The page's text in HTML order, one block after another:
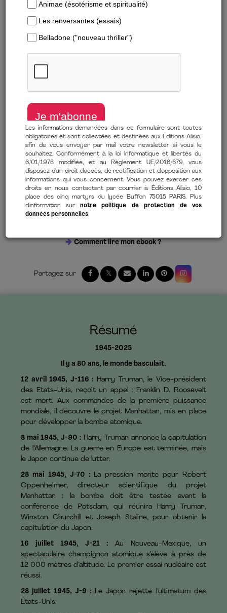
Télécharger un extrait
Les 116 jours qui ont changé le cours de l’Histoire
Chris Wallace(auteur), Mitch Weiss(auteur), Tina Calogirou
(traduction)
Comment lire mon ebook ?
Résumé
1945-2025
Il y a 80 ans, le monde basculait.
12 avril 1945, J-116 : Harry Truman, le Vice-président
des États-Unis, reçoit un appel : Franklin D. Roosevelt
est mort. Aux commandes de la première puissance
mondiale, il découvre le projet Manhattan, mis en place
pour développer la bombe atomique.
8 mai 1945, J-90 : Harry Truman annonce la capitulation
de l’Allemagne. La guerre en Europe est terminée, mais
le Japon continue de lutter.
28 mai 1945, J-70 : La pression monte pour Robert
Oppenheimer, directeur scientifique du projet
Manhattan : la bombe doit être testée avant la
conférence de Potsdam, qui réunira Harry Truman,
Winston Churchill et Joseph Staline, pour obtenir la
capitulation du Japon.
16 juillet 1945, J-21 : Au Nouveau-Mexique, un
spectaculaire champignon atomique s’élève à près de
12 000 mètres d’altitude. Le premier essai nucléaire est
réussi.
28 juillet 1945, J-9 : Le Japon rejette l’ultimatum des
États-Unis.
Les informations demandées dans ce formulaire sont toutes
obligatoires et sont collectées et destinées aux Éditions Alisio,
afin de vous envoyer par mail votre newsletter si vous le
souhaitez. Conformément à la loi Informatique et libertés du
6/01/1978 modifiée, et au Règlement UE/2016/679, vous
disposez d'un droit d'accès, de rectification et d'opposition aux
informations qui vous concernent. Vous pouvez exercer ces
droits en nous contactant par courrier à Éditions Alisio, 10
place des cinq martyrs du lycée Buffon 75015 PARIS. Plus
d'information surnotre politique de protection de vos
données personnelles.